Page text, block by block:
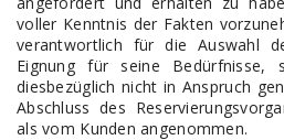
voller Kenntnis der Fakten
verantwortlich für die Auswahl
Eignung für seine Bedürfnisse,
diesbezüglich nicht in Anspruch
Abschluss des
als vom Kunden angenommen.